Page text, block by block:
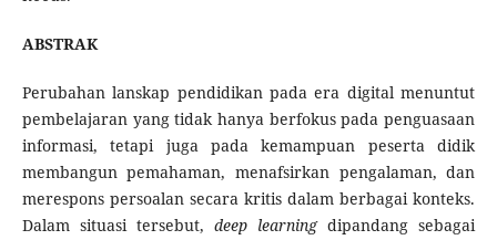
ABSTRAK
Perubahan lanskap pendidikan pada era digital menuntut
pembelajaran yang tidak hanya berfokus pada penguasaan
informasi, tetapi juga pada kemampuan peserta didik
membangun pemahaman, menafsirkan pengalaman, dan
merespons persoalan secara kritis dalam berbagai konteks.
Dalam situasi tersebut, deep learningdipandang sebagai